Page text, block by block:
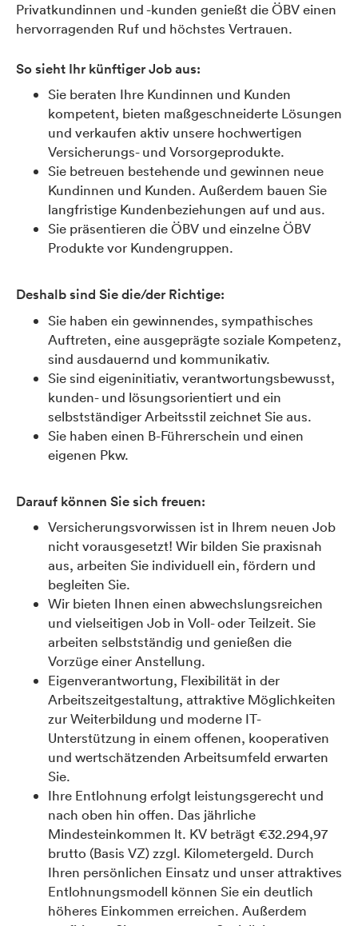
Privatkundinnen und -kunden genießt die ÖBV einen
hervorragenden Ruf und höchstes Vertrauen.
So sieht Ihr künftiger Job aus:
Sie beraten Ihre Kundinnen und Kunden
kompetent, bieten maßgeschneiderte Lösungen
und verkaufen aktiv unsere hochwertigen
Versicherungs- und Vorsorgeprodukte.
Sie betreuen bestehende und gewinnen neue
Kundinnen und Kunden. Außerdem bauen Sie
langfristige Kundenbeziehungen auf und aus.
Sie präsentieren die ÖBV und einzelne ÖBV
Produkte vor Kundengruppen.
Deshalb sind Sie die/der Richtige:
Sie haben ein gewinnendes, sympathisches
Auftreten, eine ausgeprägte soziale Kompetenz,
sind ausdauernd und kommunikativ.
Sie sind eigeninitiativ, verantwortungsbewusst,
kunden- und lösungsorientiert und ein
selbstständiger Arbeitsstil zeichnet Sie aus.
Sie haben einen B-Führerschein und einen
eigenen Pkw.
Darauf können Sie sich freuen:
Versicherungsvorwissen ist in Ihrem neuen Job
nicht vorausgesetzt! Wir bilden Sie praxisnah
aus, arbeiten Sie individuell ein, fördern und
begleiten Sie.
Wir bieten Ihnen einen abwechslungsreichen
und vielseitigen Job in Voll- oder Teilzeit. Sie
arbeiten selbstständig und genießen die
Vorzüge einer Anstellung.
Eigenverantwortung, Flexibilität in der
Arbeitszeitgestaltung, attraktive Möglichkeiten
zur Weiterbildung und moderne IT-
Unterstützung in einem offenen, kooperativen
und wertschätzenden Arbeitsumfeld erwarten
Sie.
Ihre Entlohnung erfolgt leistungsgerecht und
nach oben hin offen. Das jährliche
Mindesteinkommen lt. KV beträgt €32.294,97
brutto (Basis VZ) zzgl. Kilometergeld. Durch
Ihren persönlichen Einsatz und unser attraktives
Entlohnungsmodell können Sie ein deutlich
höheres Einkommen erreichen. Außerdem